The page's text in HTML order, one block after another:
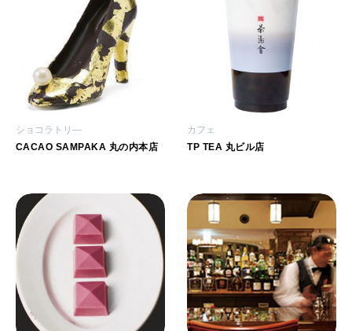
ショコラトリ―
CACAO SAMPAKA 丸の内本店
カフェ
TP TEA 丸ビル店